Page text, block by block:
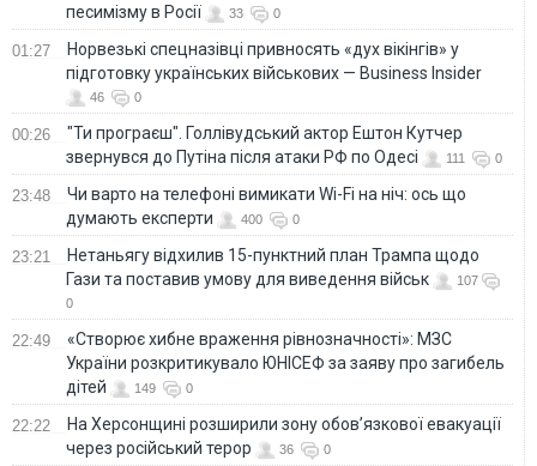
песимізму в Росії
33 0
01:27
Норвезькі спецназівці привносять «дух вікінгів» у
підготовку українських військових — Business Insider
46 0
00:26
"Ти програєш". Голлівудський актор Ештон Кутчер
звернувся до Путіна після атаки РФ по Одесі
111 0
23:48
Чи варто на телефонi вимикати Wi-Fi на ніч: ось що
думають експерти
400 0
23:21
Нетаньягу відхилив 15-пунктний план Трампа щодо
Гази та поставив умову для виведення військ
107
0
22:49
«Створює хибне враження рівнозначності»: МЗС
України розкритикувало ЮНІСЕФ за заяву про загибель
дітей
149 0
22:22
На Херсонщині розширили зону обов’язкової евакуації
через російський терор
36 0